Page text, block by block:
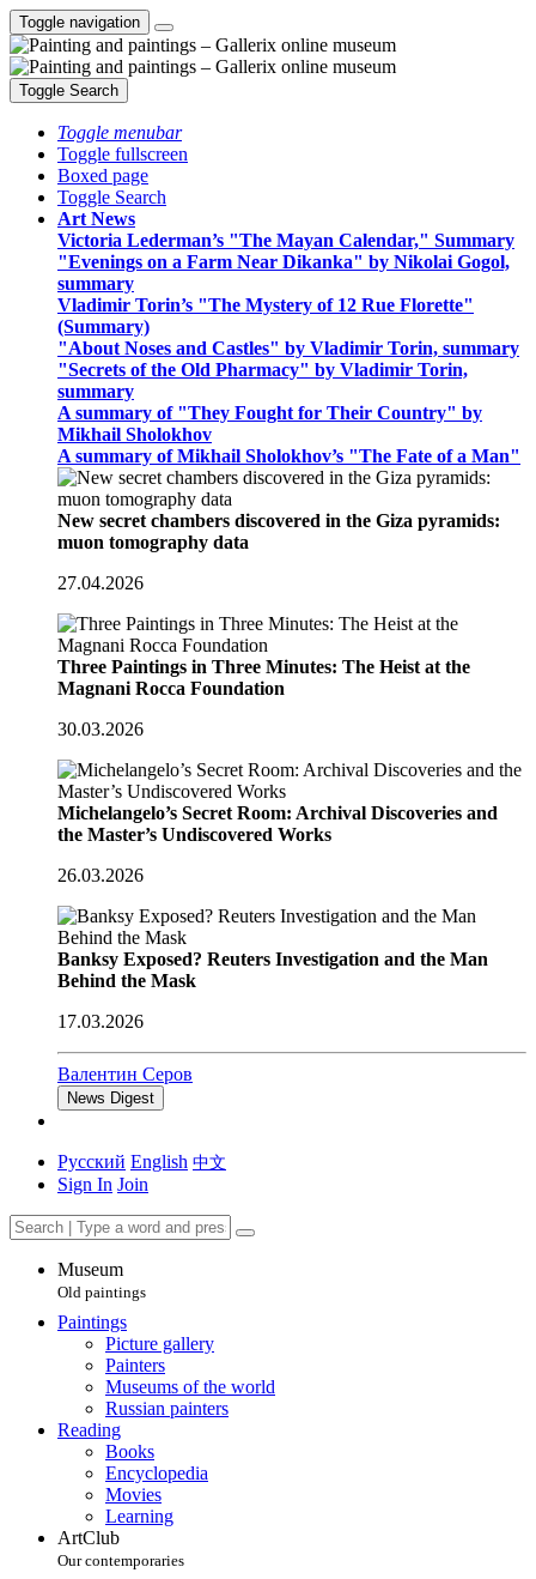
Toggle navigation
Toggle Search
Toggle menubar
Toggle fullscreen
Boxed page
Toggle Search
Art News
Victoria Lederman’s "The Mayan Calendar," Summary
"Evenings on a Farm Near Dikanka" by Nikolai Gogol,
summary
Vladimir Torin’s "The Mystery of 12 Rue Florette"
(Summary)
"About Noses and Castles" by Vladimir Torin, summary
"Secrets of the Old Pharmacy" by Vladimir Torin,
summary
A summary of "They Fought for Their Country" by
Mikhail Sholokhov
A summary of Mikhail Sholokhov’s "The Fate of a Man"
New secret chambers discovered in the Giza pyramids:
muon tomography data
27.04.2026
Three Paintings in Three Minutes: The Heist at the
Magnani Rocca Foundation
30.03.2026
Michelangelo’s Secret Room: Archival Discoveries and
the Master’s Undiscovered Works
26.03.2026
Banksy Exposed? Reuters Investigation and the Man
Behind the Mask
17.03.2026
Валентин Серов
News Digest
Русский English 中文
Sign In Join
Museum
Old paintings
Paintings
Picture gallery
Painters
Museums of the world
Russian painters
Reading
Books
Encyclopedia
Movies
Learning
ArtClub
Our contemporaries